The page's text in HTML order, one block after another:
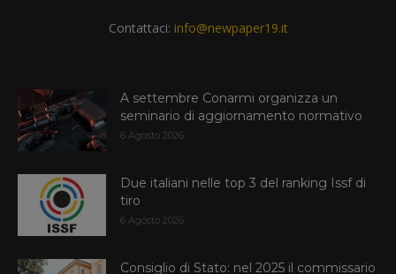
Contattaci: info@newpaper19.it
A settembre Conarmi organizza un
seminario di aggiornamento normativo
6 Agosto 2026
Due italiani nelle top 3 del ranking Issf di
tiro
6 Agosto 2026
Consiglio di Stato: nel 2025 il commissario